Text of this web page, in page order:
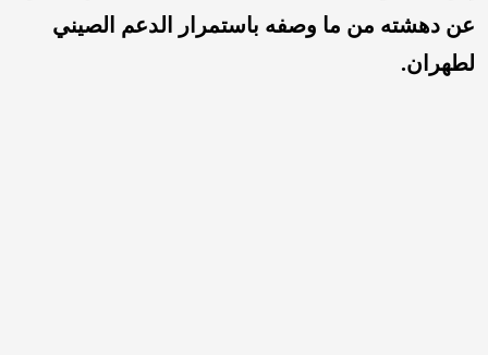
عن دهشته من ما وصفه باستمرار الدعم الصيني
لطهران.